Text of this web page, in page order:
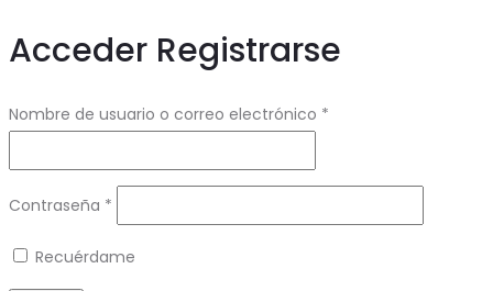
Acceder Registrarse
Nombre de usuario o correo electrónico *
Contraseña *
Recuérdame